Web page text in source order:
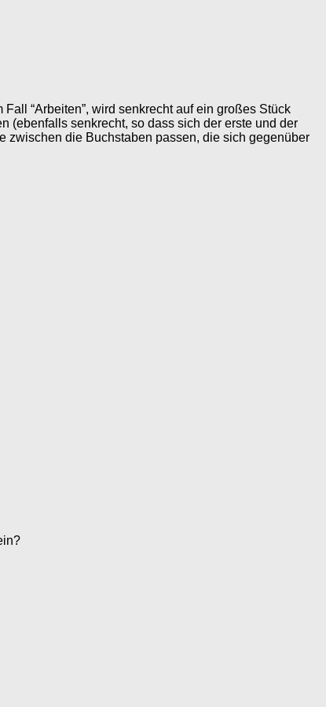
“Arbeiten”, wird senkrecht auf ein großes Stück
(ebenfalls senkrecht, so dass sich der erste und der
zwischen die Buchstaben passen, die sich gegenüber